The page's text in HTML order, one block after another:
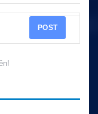
POST